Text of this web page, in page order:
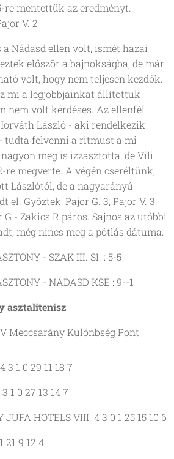
re mentettük az eredményt.
V. 2
Nádasd ellen volt, ismét hazai
először a bajnokságba, de már
volt, hogy nem teljesen kezdők.
mi a legjobbjainkat állítottuk
nem volt kérdéses. Az ellenfél
László - aki rendelkezik
tudta felvenni a ritmust a mi
meg is izzasztotta, de Vili
megverte. A végén cseréltünk,
Lászlótól, de a nagyarányú
el. Győztek: Pajor G. 3, Pajor V. 3,
G - Zakics R páros. Sajnos az utóbbi
még nincs meg a pótlás dátuma.
- SZAK III. SI. : 5-5
- NÁDASD KSE : 9--1
asztalitenisz
Meccsarány Különbség Pont
3 1 0 29 11 18 7
1 0 27 13 14 7
JUFA HOTELS VIII. 4 3 0 1 25 15 10 6
21 9 12 4